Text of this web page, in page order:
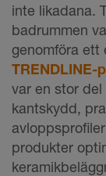
inte likadana.
badrummen
genomföra ett
TRENDLINE-
var en stor
kantskydd,
produkter